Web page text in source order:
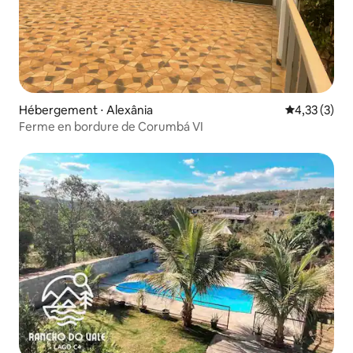
Hébergement ⋅ Alexânia Évaluation
4,33 (3)
Ferme en bordure de Corumbá VI